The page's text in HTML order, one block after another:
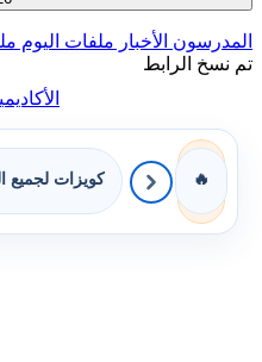
المدرسون الأخبار ملفات اليوم
تم نسخ الرابط
🔥 كويزات لجميع